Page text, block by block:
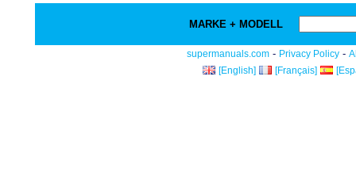
MARKE + MODELL
supermanuals.com - Privacy Policy -
[English]
[Français]